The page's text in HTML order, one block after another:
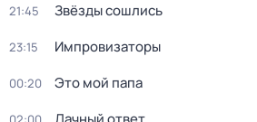
21:45 Звёзды сошлись
23:15 Импровизаторы
00:20 Это мой папа